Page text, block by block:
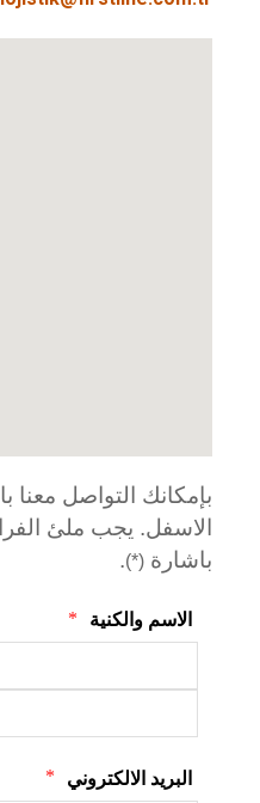
بإمكانك التواصل معنا
الاسفل. يجب ملئ
باشارة (*)
.
الاسم والكنية *
البريد الالكتروني *